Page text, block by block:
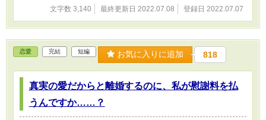
り……？ 国王は知る。 なぜリズが聖女の座についていたのか。 そ
して聖女がユークリッド王国にとってどれほど大切な存在だったか
を。 しかし時すでに遅し。 国が滅亡の危機に瀕しても、リズは隣
も三度までです」
文字数 3,140 最終更新日 2022.07.08 登録日 2022.07.07
恋愛 完結 短編 お気に入りに追加 818
真実の愛だからと離婚するのに、私が慰謝料を払
うんですか……？